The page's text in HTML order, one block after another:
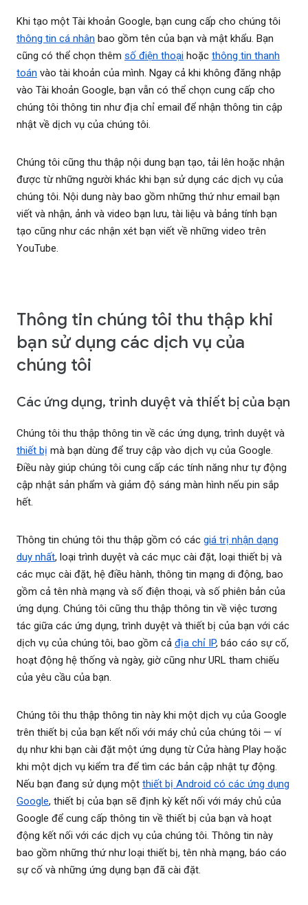
Khi tạo một Tài khoản Google, bạn cung cấp cho chúng tôi
thông tin cá nhân bao gồm tên của bạn và mật khẩu. Bạn
cũng có thể chọn thêm số điện thoại hoặc thông tin thanh
toán vào tài khoản của mình. Ngay cả khi không đăng nhập
vào Tài khoản Google, bạn vẫn có thể chọn cung cấp cho
chúng tôi thông tin như địa chỉ email để nhận thông tin cập
nhật về dịch vụ của chúng tôi.
Chúng tôi cũng thu thập nội dung bạn tạo, tải lên hoặc nhận
được từ những người khác khi bạn sử dụng các dịch vụ của
chúng tôi. Nội dung này bao gồm những thứ như email bạn
viết và nhận, ảnh và video bạn lưu, tài liệu và bảng tính bạn
tạo cũng như các nhận xét bạn viết về những video trên
YouTube.
Thông tin chúng tôi thu thập khi
bạn sử dụng các dịch vụ của
chúng tôi
Các ứng dụng, trình duyệt và thiết bị của bạn
Chúng tôi thu thập thông tin về các ứng dụng, trình duyệt và
thiết bị mà bạn dùng để truy cập vào dịch vụ của Google.
Điều này giúp chúng tôi cung cấp các tính năng như tự động
cập nhật sản phẩm và giảm độ sáng màn hình nếu pin sắp
hết.
Thông tin chúng tôi thu thập gồm có các giá trị nhận dạng
duy nhất, loại trình duyệt và các mục cài đặt, loại thiết bị và
các mục cài đặt, hệ điều hành, thông tin mạng di động, bao
gồm cả tên nhà mạng và số điện thoại, và số phiên bản của
ứng dụng. Chúng tôi cũng thu thập thông tin về việc tương
tác giữa các ứng dụng, trình duyệt và thiết bị của bạn với các
dịch vụ của chúng tôi, bao gồm cả địa chỉ IP, báo cáo sự cố,
hoạt động hệ thống và ngày, giờ cũng như URL tham chiếu
của yêu cầu của bạn.
Chúng tôi thu thập thông tin này khi một dịch vụ của Google
trên thiết bị của bạn kết nối với máy chủ của chúng tôi — ví
dụ như khi bạn cài đặt một ứng dụng từ Cửa hàng Play hoặc
khi một dịch vụ kiểm tra để tìm các bản cập nhật tự động.
Nếu bạn đang sử dụng một thiết bị Android có các ứng dụng
Google, thiết bị của bạn sẽ định kỳ kết nối với máy chủ của
Google để cung cấp thông tin về thiết bị của bạn và hoạt
động kết nối với các dịch vụ của chúng tôi. Thông tin này
bao gồm những thứ như loại thiết bị, tên nhà mạng, báo cáo
sự cố và những ứng dụng bạn đã cài đặt.